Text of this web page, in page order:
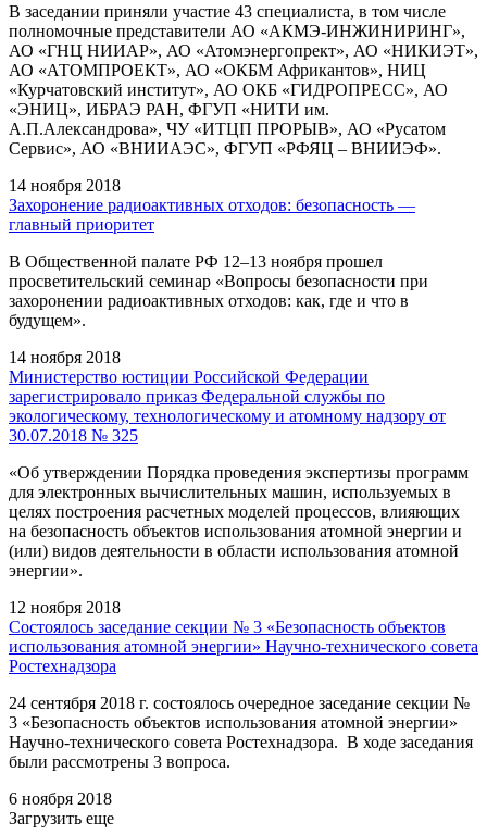
В заседании приняли участие 43 специалиста, в том числе
полномочные представители АО «АКМЭ-ИНЖИНИРИНГ»,
АО «ГНЦ НИИАР», АО «Атомэнергопрект», АО «НИКИЭТ»,
АО «АТОМПРОЕКТ», АО «ОКБМ Африкантов», НИЦ
«Курчатовский институт», АО ОКБ «ГИДРОПРЕСС», АО
«ЭНИЦ», ИБРАЭ РАН, ФГУП «НИТИ им.
А.П.Александрова», ЧУ «ИТЦП ПРОРЫВ», АО «Русатом
Сервис», АО «ВНИИАЭС», ФГУП «РФЯЦ – ВНИИЭФ».
14 ноября 2018
Захоронение радиоактивных отходов: безопасность —
главный приоритет
В Общественной палате РФ 12–13 ноября прошел
просветительский семинар «Вопросы безопасности при
захоронении радиоактивных отходов: как, где и что в
будущем».
14 ноября 2018
Министерство юстиции Российской Федерации
зарегистрировало приказ Федеральной службы по
экологическому, технологическому и атомному надзору от
30.07.2018 № 325
«Об утверждении Порядка проведения экспертизы программ
для электронных вычислительных машин, используемых в
целях построения расчетных моделей процессов, влияющих
на безопасность объектов использования атомной энергии и
(или) видов деятельности в области использования атомной
энергии».
12 ноября 2018
Состоялось заседание секции № 3 «Безопасность объектов
использования атомной энергии» Научно-технического совета
Ростехнадзора
24 сентября 2018 г. состоялось очередное заседание секции №
3 «Безопасность объектов использования атомной энергии»
Научно-технического совета Ростехнадзора. В ходе заседания
были рассмотрены 3 вопроса.
6 ноября 2018
Загрузить еще